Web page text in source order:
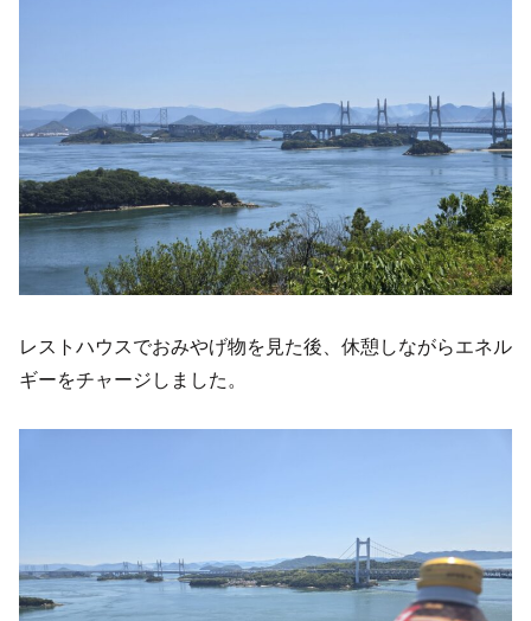
レストハウスでおみやげ物を見た後、休憩しながらエネル
ギーをチャージしました。